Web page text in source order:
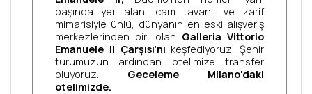
başında yer alan, cam tavanlı ve zarif
mimarisiyle ünlü, dünyanın en eski alışveriş
merkezlerinden biri olan Galleria Vittorio
Emanuele II Çarşısı'nı keşfediyoruz. Şehir
turumuzun ardından otelimize transfer
oluyoruz. Geceleme Milano'daki
otelimizde.